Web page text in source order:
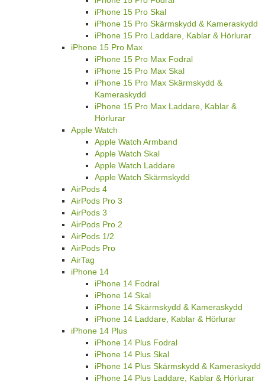
iPhone 15 Pro Skal
iPhone 15 Pro Skärmskydd & Kameraskydd
iPhone 15 Pro Laddare, Kablar & Hörlurar
iPhone 15 Pro Max
iPhone 15 Pro Max Fodral
iPhone 15 Pro Max Skal
iPhone 15 Pro Max Skärmskydd &
Kameraskydd
iPhone 15 Pro Max Laddare, Kablar &
Hörlurar
Apple Watch
Apple Watch Armband
Apple Watch Skal
Apple Watch Laddare
Apple Watch Skärmskydd
AirPods 4
AirPods Pro 3
AirPods 3
AirPods Pro 2
AirPods 1/2
AirPods Pro
AirTag
iPhone 14
iPhone 14 Fodral
iPhone 14 Skal
iPhone 14 Skärmskydd & Kameraskydd
iPhone 14 Laddare, Kablar & Hörlurar
iPhone 14 Plus
iPhone 14 Plus Fodral
iPhone 14 Plus Skal
iPhone 14 Plus Skärmskydd & Kameraskydd
iPhone 14 Plus Laddare, Kablar & Hörlurar